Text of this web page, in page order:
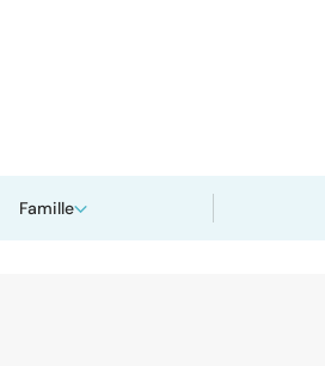
Famille